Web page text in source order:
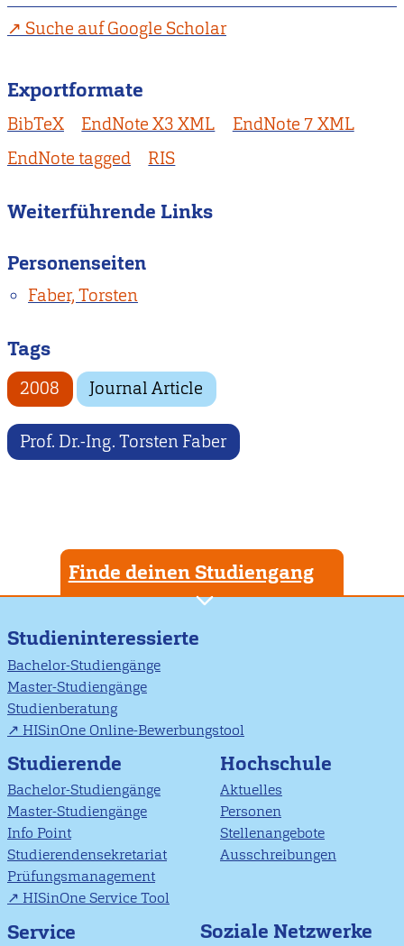
Suche auf Google Scholar
Exportformate
BibTeX EndNote X3 XML
EndNote 7 XML
EndNote tagged
RIS
Weiterführende Links
Personenseiten
Faber, Torsten
Tags
2008 Journal Article
Prof. Dr.-Ing. Torsten Faber
Finde deinen Studiengang
Studieninteressierte
Bachelor-Studiengänge
Master-Studiengänge
Studienberatung
HISinOne Online-Bewerbungstool
Studierende
Bachelor-Studiengänge
Master-Studiengänge
Info Point
Studierendensekretariat
Prüfungsmanagement
HISinOne Service Tool
Hochschule
Aktuelles
Personen
Stellenangebote
Ausschreibungen
Service Soziale Netzwerke